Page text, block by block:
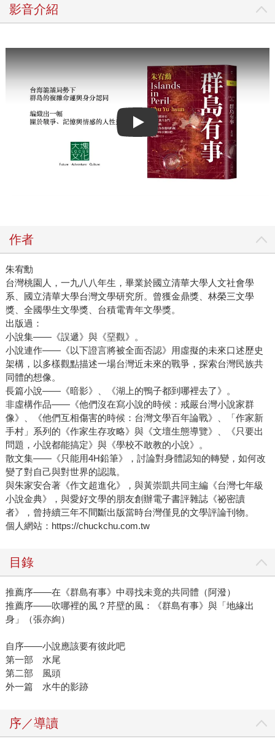
影音介紹
Play video
作者
朱宥勳
台灣桃園人，一九八八年生，畢業於國立清華大學人文社會學
系、國立清華大學台灣文學研究所。曾獲金鼎獎、林榮三文學
獎、全國學生文學獎、台積電青年文學獎。
出版過：
小說集——《誤遞》與《堊觀》。
小說連作——《以下證言將被全面否認》用虛擬的未來口述歷史
架構，以多樣觀點描述一場台灣近未來的戰爭，探索台灣民族共
同體的想像。
長篇小說——《暗影》、《湖上的鴨子都到哪裡去了》。
非虛構作品——《他們沒在寫小說的時候：戒嚴台灣小說家群
像》、《他們互相傷害的時候：台灣文學百年論戰》、「作家新
手村」系列的《作家生存攻略》與《文壇生態導覽》、《只要出
問題，小說都能搞定》與《學校不敢教的小說》。
散文集——《只能用4H鉛筆》，討論對身體認知的轉變，如何改
變了對自己與對世界的認識。
與朱家安合著《作文超進化》，與黃崇凱共同主編《台灣七年級
小說金典》，與愛好文學的朋友創辦電子書評雜誌《祕密讀
者》，曾持續三年不間斷出版當時台灣僅見的文學評論刊物。
個人網站：https://chuckchu.com.tw
目錄
推薦序——在《群島有事》中尋找未竟的共同體（阿潑）
推薦序——吹哪裡的風？芹壁的風：《群島有事》與「地緣出
身」（張亦絢）
自序——小說應該要有彼此吧
第一部 水尾
第二部 風頭
外一篇 水牛的影跡
序／導讀